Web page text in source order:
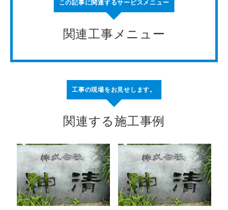
この記事に関連するサービスメニュー
関連工事メニュー
工事の現場をお見せします。
関連する施工事例